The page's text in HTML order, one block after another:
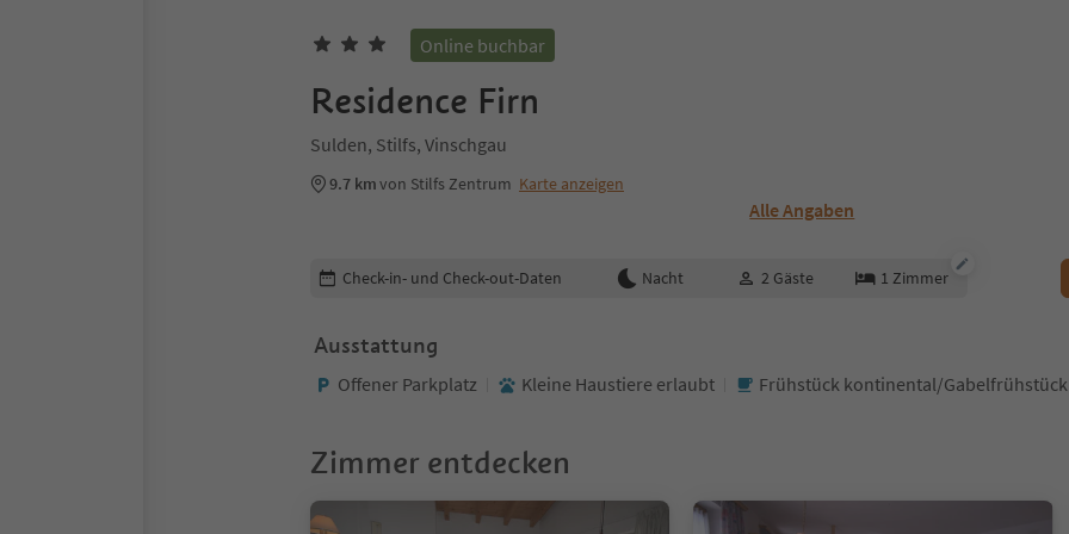
Online buchbar
Residence Firn
Sulden, Stilfs, Vinschgau
9.7 kmvon Stilfs Zentrum Karte anzeigen
Alle Angaben
Buchungsdetails bearbeiten
Check-in- und Check-out-Daten Nacht 2 Gäste 1 Zimmer
Ausstattung
Offener Parkplatz Kleine Haustiere erlaubt Frühstück kontinental/Gabelfrühstück
Zimmer entdecken